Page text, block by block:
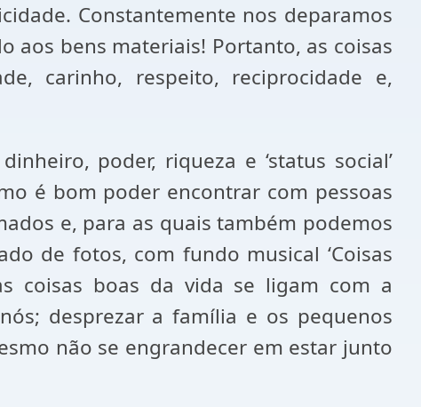
Constantemente nos deparamos
aos bens materiais! Portanto, as coisas
carinho, respeito, reciprocidade e,
poder, riqueza e ‘status social’
é bom poder encontrar com pessoas
e, para as quais também podemos
de fotos, com fundo musical ‘Coisas
coisas boas da vida se ligam com a
desprezar a família e os pequenos
não se engrandecer em estar junto